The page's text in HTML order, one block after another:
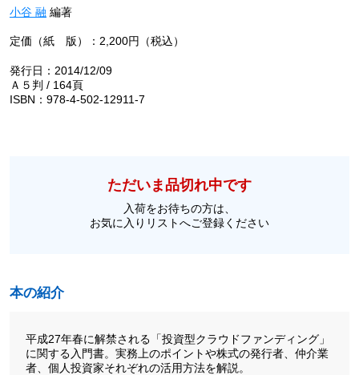
小谷 融 編著
定価（紙 版）：2,200円（税込）
発行日：2014/12/09
Ａ５判 / 164頁
ISBN：978-4-502-12911-7
ただいま品切れ中です
入荷をお待ちの方は、
お気に入りリストへご登録ください
本の紹介
平成27年春に解禁される「投資型クラウドファンディング」
に関する入門書。実務上のポイントや株式の発行者、仲介業
者、個人投資家それぞれの活用方法を解説。